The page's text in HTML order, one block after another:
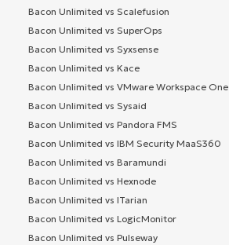
Bacon Unlimited vs Scalefusion
Bacon Unlimited vs SuperOps
Bacon Unlimited vs Syxsense
Bacon Unlimited vs Kace
Bacon Unlimited vs VMware Workspace One
Bacon Unlimited vs Sysaid
Bacon Unlimited vs Pandora FMS
Bacon Unlimited vs IBM Security MaaS360
Bacon Unlimited vs Baramundi
Bacon Unlimited vs Hexnode
Bacon Unlimited vs ITarian
Bacon Unlimited vs LogicMonitor
Bacon Unlimited vs Pulseway